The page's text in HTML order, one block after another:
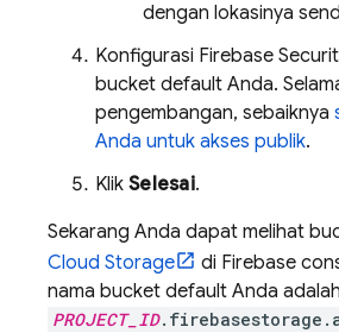
dengan lokasinya
Konfigurasi Firebase
bucket default Anda.
pengembangan, sebaiknya
Anda untuk akses publik.
Klik Selesai.
Sekarang Anda dapat melihat
Cloud Storage
di Firebase
nama bucket default Anda adalah
PROJECT_ID